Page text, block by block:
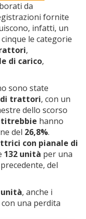
da
fornite
infatti, un
le categorie
,
di carico,
sono state
di trattori, con un
dello scorso
hanno
del 26,8%.
con pianale di
132 unità per una
del
unità, anche i
una perdita